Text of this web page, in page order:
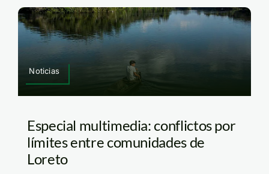
Noticias
Especial multimedia: conflictos por
límites entre comunidades de
Loreto